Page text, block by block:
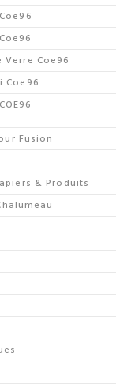
Verre Coe96
Coe96
Fusion
& Produits